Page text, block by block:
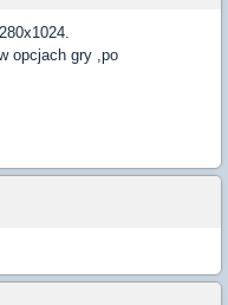
opcjach gry ,po